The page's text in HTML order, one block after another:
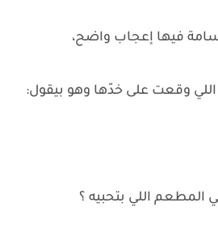
فيها إعجاب واضح،
وقعت على خدّها وهو بيقول:
المطعم اللي بتحبيه ؟